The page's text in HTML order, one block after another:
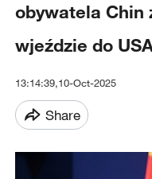
obywatela Chin
wjeździe do
13:14:39,10-Oct-2025
Share